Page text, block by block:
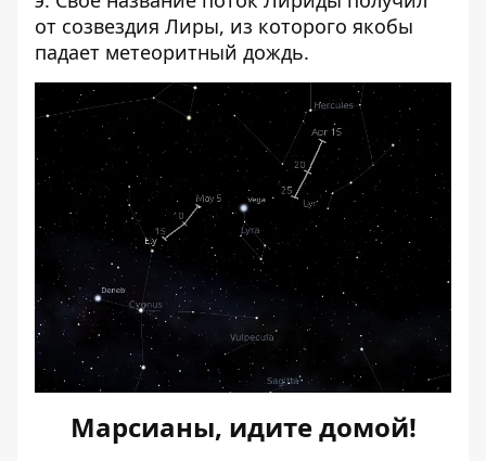
от созвездия Лиры, из которого якобы
падает метеоритный дождь.
Марсианы, идите домой!